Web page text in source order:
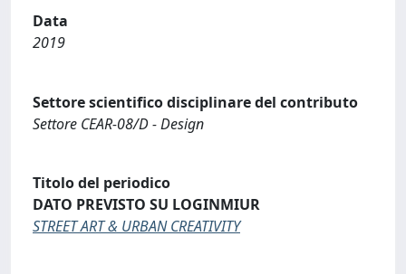
Data
2019
Settore scientifico disciplinare del contributo
Settore CEAR-08/D - Design
Titolo del periodico
DATO PREVISTO SU LOGINMIUR
STREET ART & URBAN CREATIVITY